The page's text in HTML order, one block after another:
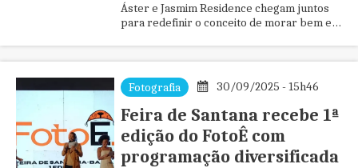
Áster e Jasmim Residence chegam juntos
para redefinir o conceito de morar bem em
Fotografia 30/09/2025 - 15h46
Feira de Santana recebe 1ª
edição do FotoÊ com
programação diversificada